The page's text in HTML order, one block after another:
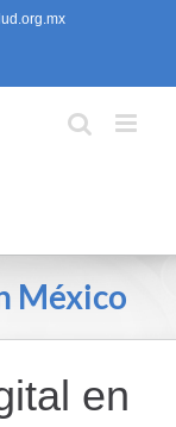
México
en